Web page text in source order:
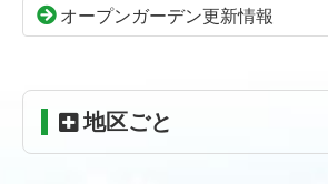
へ
る
オープンガーデン更新情報
地区ごと